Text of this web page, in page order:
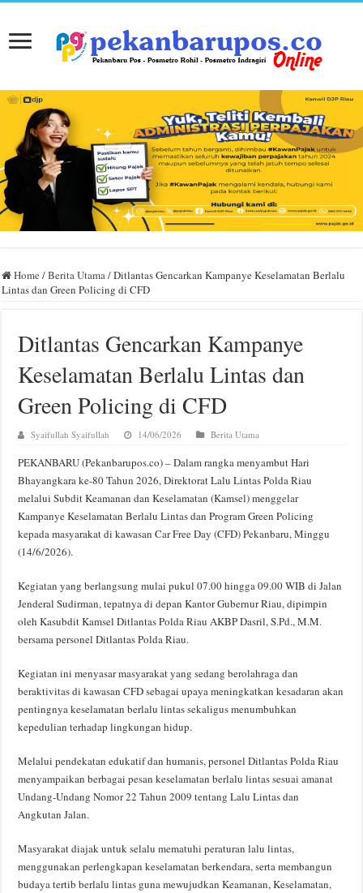
Home /Berita Utama/Ditlantas Gencarkan Kampanye Keselamatan Berlalu
Lintas dan Green Policing di CFD
Ditlantas Gencarkan Kampanye
Keselamatan Berlalu Lintas dan
Green Policing di CFD
Syaifullah Syaifullah 14/06/2026 Berita Utama
PEKANBARU (Pekanbarupos.co) – Dalam rangka menyambut Hari
Bhayangkara ke-80 Tahun 2026, Direktorat Lalu Lintas Polda Riau
melalui Subdit Keamanan dan Keselamatan (Kamsel) menggelar
Kampanye Keselamatan Berlalu Lintas dan Program Green Policing
kepada masyarakat di kawasan Car Free Day (CFD) Pekanbaru, Minggu
(14/6/2026).
Kegiatan yang berlangsung mulai pukul 07.00 hingga 09.00 WIB di Jalan
Jenderal Sudirman, tepatnya di depan Kantor Gubernur Riau, dipimpin
oleh Kasubdit Kamsel Ditlantas Polda Riau AKBP Dasril, S.Pd., M.M.
bersama personel Ditlantas Polda Riau.
Kegiatan ini menyasar masyarakat yang sedang berolahraga dan
beraktivitas di kawasan CFD sebagai upaya meningkatkan kesadaran akan
pentingnya keselamatan berlalu lintas sekaligus menumbuhkan
kepedulian terhadap lingkungan hidup.
Melalui pendekatan edukatif dan humanis, personel Ditlantas Polda Riau
menyampaikan berbagai pesan keselamatan berlalu lintas sesuai amanat
Undang-Undang Nomor 22 Tahun 2009 tentang Lalu Lintas dan
Angkutan Jalan.
Masyarakat diajak untuk selalu mematuhi peraturan lalu lintas,
menggunakan perlengkapan keselamatan berkendara, serta membangun
budaya tertib berlalu lintas guna mewujudkan Keamanan, Keselamatan,